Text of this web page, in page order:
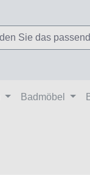
Badmöbel